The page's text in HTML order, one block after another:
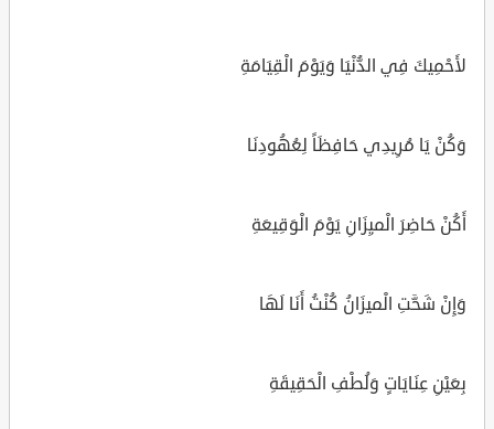
لأَحْمِيكَ فِي الدُّنْيَا وَيَوْمَ الْقِيَامَةِ
وَكُنْ يَا مُرِيدِي حَافِظَاً لِعُهُودِنَا
أَكُنْ حَاضِرَ الْميِزَانِ يَوْمَ الْوَقِيعَةِ
وَإِنْ شَحَّتِ الْميزَانُ كُنْتُ أَنَا لَهَا
بِعَيْنِ عِنَايَاتٍ وَلُطْفِ الْحَقِيقَةِ